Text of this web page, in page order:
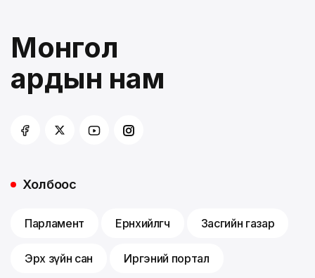
Монгол
ардын нам
Холбоос
Парламент Ерөнхийлөгч Засгийн газар
Эрх зүйн сан Иргэний портал